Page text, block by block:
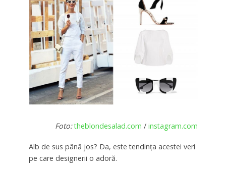
Foto:theblondesalad.com / instagram.com
Alb de sus până jos? Da, este tendința acestei veri
pe care designerii o adoră.